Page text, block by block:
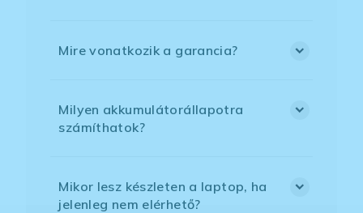
Mire vonatkozik a garancia?
Milyen akkumulátorállapotra
számíthatok?
Mikor lesz készleten a laptop, ha
jelenleg nem elérhető?